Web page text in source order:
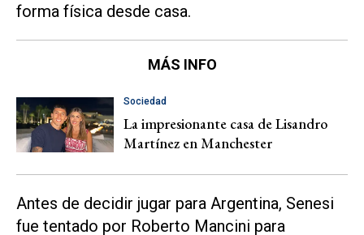
forma física desde casa.
MÁS INFO
Sociedad
La impresionante casa de Lisandro
Martínez en Manchester
Antes de decidir jugar para Argentina, Senesi
fue tentado por Roberto Mancini para